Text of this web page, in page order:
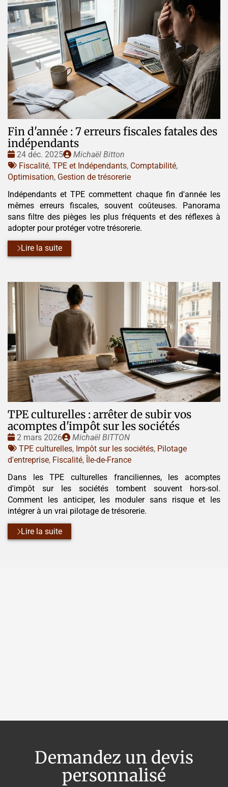
Fin d'année : 7 erreurs fiscales fatales des
indépendants
Date
:
24 déc. 2025
Publié
par
Michaël Bitton
Tags
:
Fiscalité, TPE et Indépendants, Comptabilité,
Optimisation, Gestion de trésorerie
Indépendants et TPE commettent chaque fin d'année les
mêmes erreurs fiscales, souvent coûteuses. Panorama
sans filtre des pièges les plus fréquents et des réflexes à
adopter pour protéger votre trésorerie.
Lire la suite
TPE culturelles : arrêter de subir vos
acomptes d'impôt sur les sociétés
Date
:
2 mars 2026
Publié
par
Michaël BITTON
Tags
:
TPE culturelles, Impôt sur les sociétés, Pilotage
d'entreprise, Fiscalité, Île-de-France
Dans les TPE culturelles franciliennes, les acomptes
d'impôt sur les sociétés tombent souvent hors-sol.
Comment les anticiper, les moduler sans risque et les
intégrer à un vrai pilotage de trésorerie.
Lire la suite
Demandez un devis
personnalisé